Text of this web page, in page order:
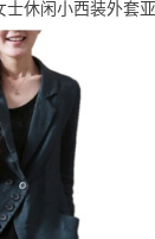
休闲小西装外套